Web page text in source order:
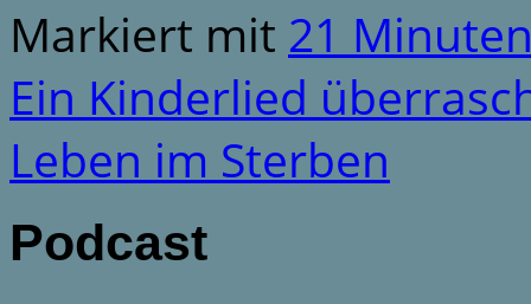
Markiert mit 21
Ein Kinderlied
Leben im Sterben
Podcast